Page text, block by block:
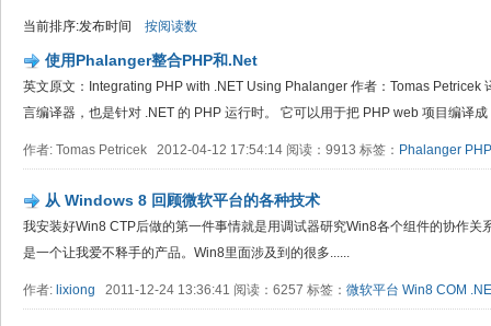
当前排序:发布时间 按阅读数
使用Phalanger整合PHP和.Net
英文原文：Integrating PHP with .NET Using Phalanger 作者：Tomas Petricek
言编译器，也是针对 .NET 的 PHP 运行时。 它可以用于把 PHP web 项目编译成
作者: Tomas Petricek 2012-04-12 17:54:14 阅读：9913 标签： Phalanger PHP
从 Windows 8 回顾微软平台的各种技术
我安装好Win8 CTP后做的第一件事情就是用调试器研究Win8各个组件的协作关
是一个让我爱不释手的产品。Win8里面涉及到的很多......
作者: lixiong 2011-12-24 13:36:41 阅读：6257 标签： 微软平台 Win8 COM